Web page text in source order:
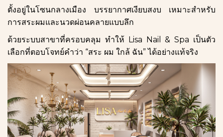
ตั้งอยู่ในโซนกลางเมือง บรรยากาศเงียบสงบ เหมาะสำหรับ
การสระผมและนวดผ่อนคลายแบบลึก
ด้วยระบบสาขาที่ครอบคลุม ทำให้ Lisa Nail & Spa เป็นตัว
เลือกที่ตอบโจทย์คำว่า “สระ ผม ใกล้ ฉัน” ได้อย่างแท้จริง